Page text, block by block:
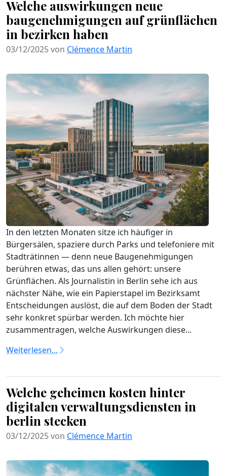
Welche auswirkungen neue
baugenehmigungen auf grünflächen
in bezirken haben
03/12/2025 von Clémence Martin
In den letzten Monaten sitze ich häufiger in
Bürgersälen, spaziere durch Parks und telefoniere mit
Stadträtinnen — denn neue Baugenehmigungen
berühren etwas, das uns allen gehört: unsere
Grünflächen. Als Journalistin in Berlin sehe ich aus
nächster Nähe, wie ein Papierstapel im Bezirksamt
Entscheidungen auslöst, die auf dem Boden der Stadt
sehr konkret spürbar werden. Ich möchte hier
zusammentragen, welche Auswirkungen diese...
Weiterlesen...
Welche geheimen kosten hinter
digitalen verwaltungsdiensten in
berlin stecken
03/12/2025 von Clémence Martin